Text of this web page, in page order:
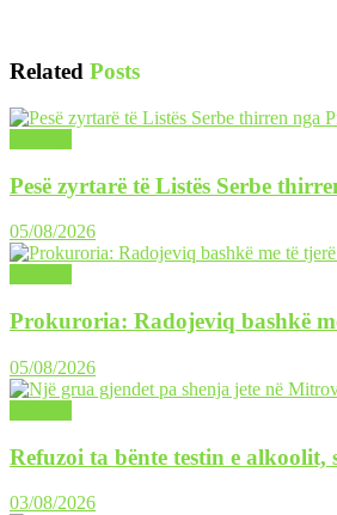
Related Posts
Pesë zyrtarë të Listës Serbe
05/08/2026
Prokuroria: Radojeviq bashkë
05/08/2026
Refuzoi ta bënte testin e
03/08/2026